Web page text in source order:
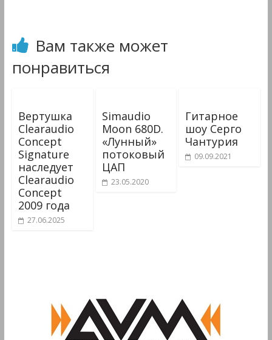
Вам также может
понравиться
Вертушка
Clearaudio
Concept
Signature
наследует
Clearaudio
Concept
2009 года
27.06.2025
Simaudio
Moon 680D.
«Лунный»
потоковый
ЦАП
23.05.2020
Гитарное
шоу Серго
Чантурия
09.09.2021